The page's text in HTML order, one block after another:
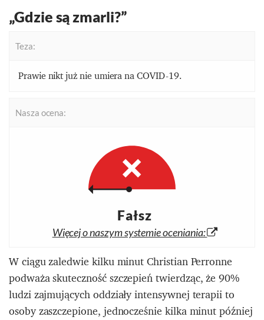
„Gdzie są zmarli?”
Teza:
Prawie nikt już nie umiera na COVID-19.
Nasza ocena:
Fałsz
Więcej o naszym systemie oceniania:
W ciągu zaledwie kilku minut Christian Perronne
podważa skuteczność szczepień twierdząc, że 90%
ludzi zajmujących oddziały intensywnej terapii to
osoby zaszczepione, jednocześnie kilka minut później